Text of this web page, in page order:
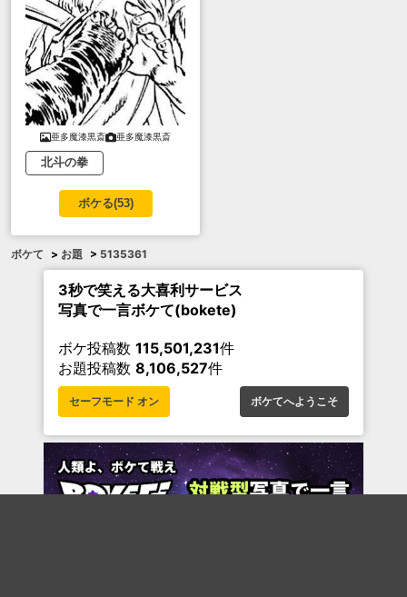
亜多魔漆黒斎 亜多魔漆黒斎
北斗の拳
ボケる(53)
ボケて > お題 > 5135361
3秒で笑える大喜利サービス
写真で一言ボケて(bokete)
ボケ投稿数 115,501,231件
お題投稿数 8,106,527件
セーフモード オン ボケてへようこそ